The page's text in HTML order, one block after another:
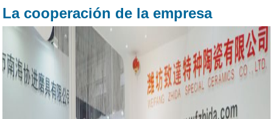
La cooperación de la empresa